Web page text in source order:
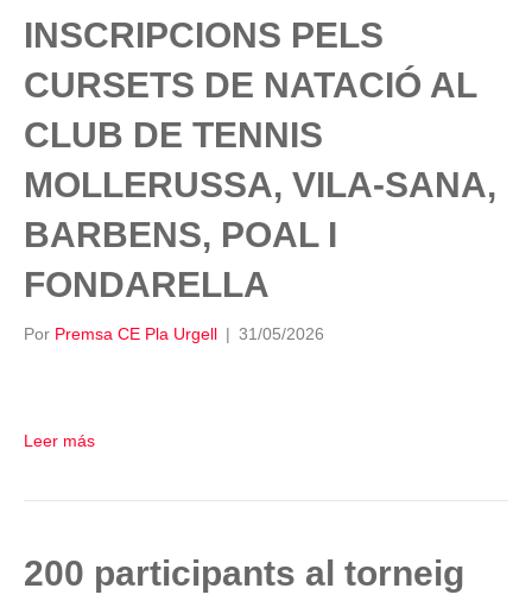
INSCRIPCIONS PELS
CURSETS DE NATACIÓ AL
CLUB DE TENNIS
MOLLERUSSA, VILA-SANA,
BARBENS, POAL I
FONDARELLA
Por Premsa CE Pla Urgell | 31/05/2026
Leer más
200 participants al torneig